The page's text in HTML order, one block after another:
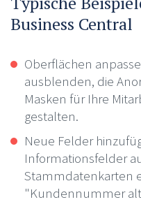
Business Central
Oberflächen
ausblenden, die
Masken für Ihre
gestalten.
Neue Felder
Informationsfelder
Stammdatenkarten
"Kundennummer